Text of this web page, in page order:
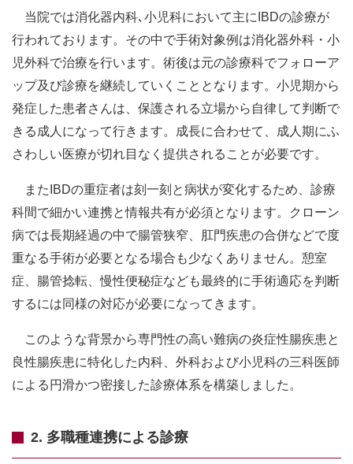
当院では消化器内科､小児科において主にIBDの診療が
行われております。その中で手術対象例は消化器外科・小
児外科で治療を行います。術後は元の診療科でフォローア
ップ及び診療を継続していくこととなります。小児期から
発症した患者さんは、保護される立場から自律して判断で
きる成人になって行きます。成長に合わせて、成人期にふ
さわしい医療が切れ目なく提供されることが必要です。
またIBDの重症者は刻一刻と病状が変化するため、診療
科間で細かい連携と情報共有が必須となります。クローン
病では長期経過の中で腸管狭窄、肛門疾患の合併などで度
重なる手術が必要となる場合も少なくありません。憩室
症、腸管捻転、慢性便秘症なども最終的に手術適応を判断
するには同様の対応が必要になってきます。
このような背景から専門性の高い難病の炎症性腸疾患と
良性腸疾患に特化した内科、外科および小児科の三科医師
による円滑かつ密接した診療体系を構築しました。
2. 多職種連携による診療